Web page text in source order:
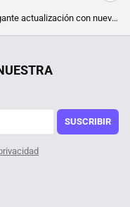
Minecraft anuncia su versión 1.20, su gigante actualización con nuevos bloques, enemigos y más novedades
SUSCRIBIR